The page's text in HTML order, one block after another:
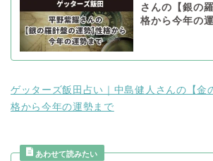
さんの【銀の
格から今年の
ゲッターズ飯田占い｜中島健人さんの【金
格から今年の運勢まで